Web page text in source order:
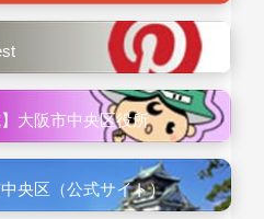
】大阪市中央区役所
央区（公式サイト）